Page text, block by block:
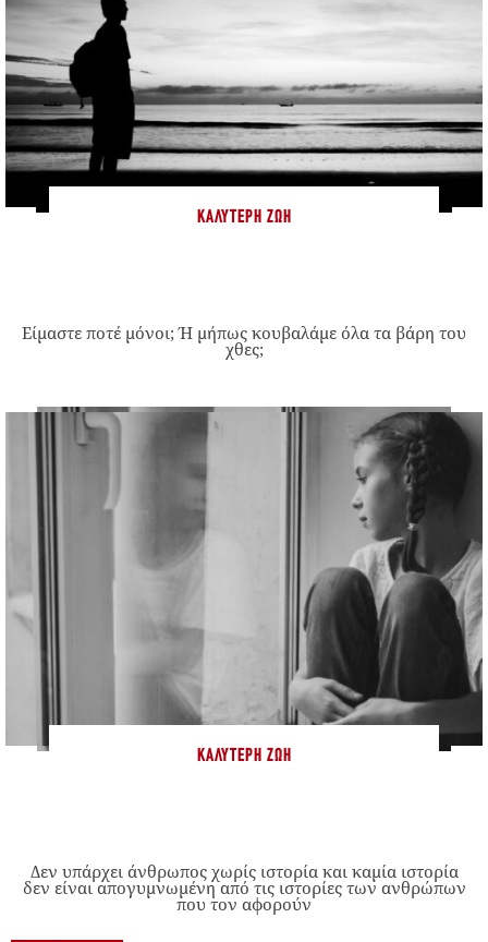
ΚΑΛΎΤΕΡΗ ΖΩΉ
Είμαστε ποτέ μόνοι; Ή μήπως κουβαλάμε όλα τα βάρη του
χθες;
ΚΑΛΎΤΕΡΗ ΖΩΉ
Δεν υπάρχει άνθρωπος χωρίς ιστορία και καμία ιστορία
δεν είναι απογυμνωμένη από τις ιστορίες των ανθρώπων
που τον αφορούν